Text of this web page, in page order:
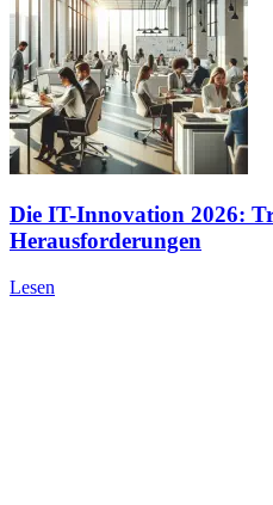
Die IT-Innovation 2026:
Herausforderungen
Lesen